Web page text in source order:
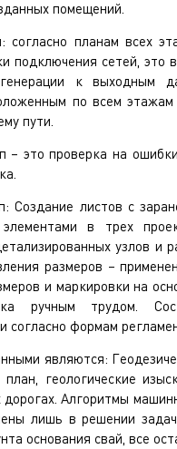
помещений.
согласно планам всех
подключения сетей, это
к выходным
по всем этажам
пути.
– это проверка на
Создание листов с
в трех
узлов и
размеров –
и маркировки на
ручным трудом.
согласно формам
являются:
план, геологические
Алгоритмы
лишь в решении
основания свай, все